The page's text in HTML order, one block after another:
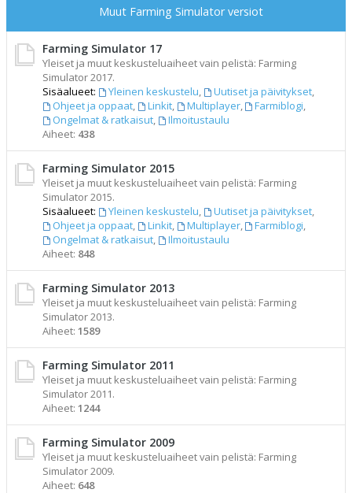
Muut Farming Simulator versiot
Farming Simulator 17
Yleiset ja muut keskusteluaiheet vain pelistä: Farming
Simulator 2017.
Sisäalueet:
Yleinen keskustelu, Uutiset ja päivitykset,
Ohjeet ja oppaat, Linkit, Multiplayer, Farmiblogi,
Ongelmat & ratkaisut,
Ilmoitustaulu
Aiheet: 438
Farming Simulator 2015
Yleiset ja muut keskusteluaiheet vain pelistä: Farming
Simulator 2015.
Sisäalueet:
Yleinen keskustelu, Uutiset ja päivitykset,
Ohjeet ja oppaat, Linkit, Multiplayer, Farmiblogi,
Ongelmat & ratkaisut,
Ilmoitustaulu
Aiheet: 848
Farming Simulator 2013
Yleiset ja muut keskusteluaiheet vain pelistä: Farming
Simulator 2013.
Aiheet: 1589
Farming Simulator 2011
Yleiset ja muut keskusteluaiheet vain pelistä: Farming
Simulator 2011.
Aiheet: 1244
Farming Simulator 2009
Yleiset ja muut keskusteluaiheet vain pelistä: Farming
Simulator 2009.
Aiheet: 648